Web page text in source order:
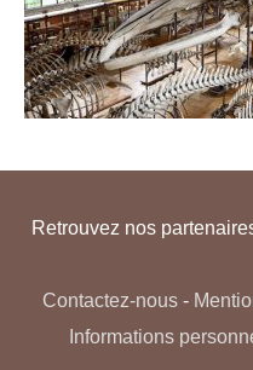
Retrouvez nos
Contactez-nous-
Informations